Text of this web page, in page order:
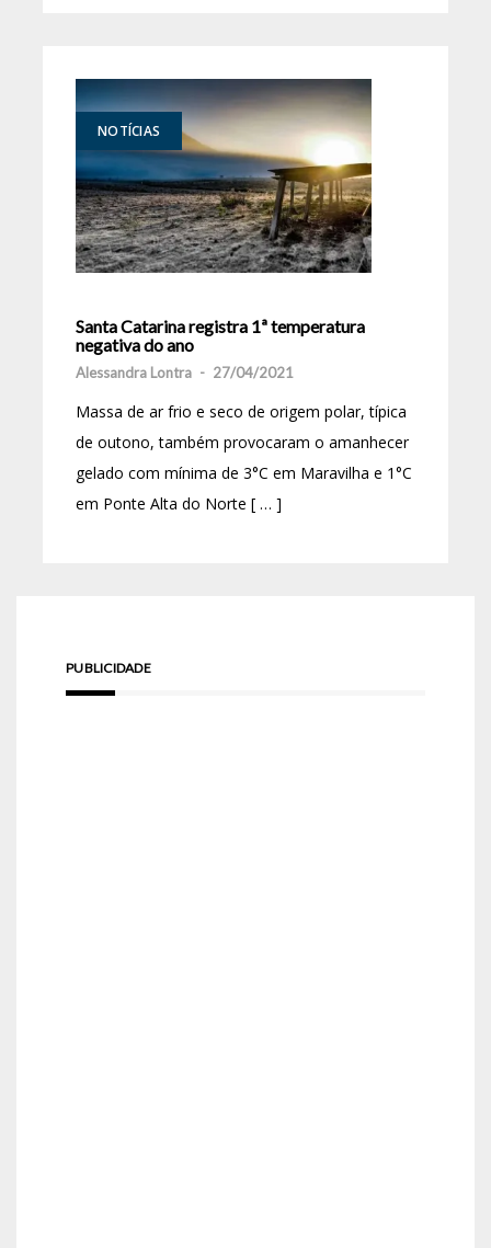
NOTÍCIAS
Santa Catarina registra 1ª temperatura
negativa do ano
Alessandra Lontra - 27/04/2021
Massa de ar frio e seco de origem polar, típica
de outono, também provocaram o amanhecer
gelado com mínima de 3°C em Maravilha e 1°C
em Ponte Alta do Norte [ … ]
PUBLICIDADE